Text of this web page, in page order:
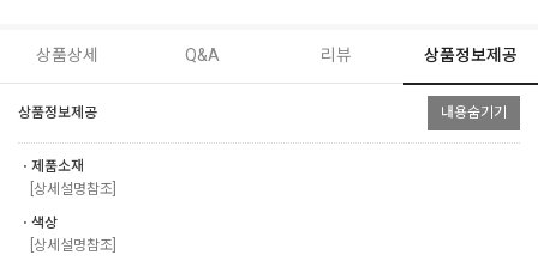
상품상세 Q&A 리뷰 상품정보제공
상품정보제공 내용숨기기
ㆍ제품소재
[상세설명참조]
ㆍ색상
[상세설명참조]